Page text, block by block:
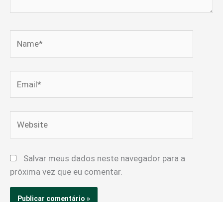
Salvar meus dados neste navegador para a
próxima vez que eu comentar.